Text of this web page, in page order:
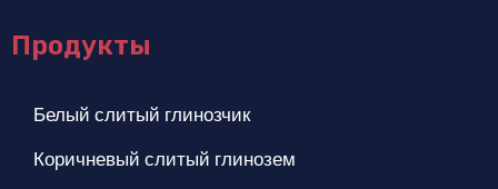
Продукты
Белый слитый глинозчик
Коричневый слитый глинозем